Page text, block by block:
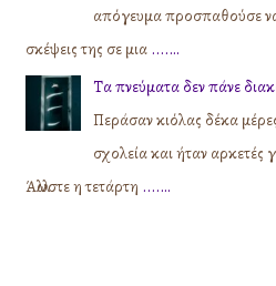
απόγευμα προσπαθούσε να
σκέψεις της σε μια ....…
Τα πνεύματα δεν πάνε
Περάσαν κιόλας δέκα
σχολεία και ήταν αρκετές
Άλλωστε η τετάρτη ....…